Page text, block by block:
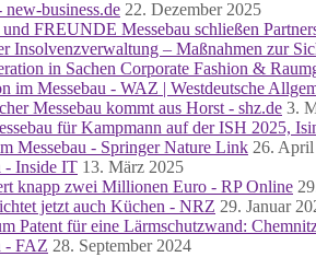
business.de 22. Dezember 2025
FREUNDE Messebau schließen
Insolvenzverwaltung – Maßnahmen zur
in Sachen Corporate Fashion &
im Messebau - WAZ | Westdeutsche
Messebau kommt aus Horst - shz.de 3.
für Kampmann auf der ISH 2025,
Messebau - Springer Nature Link 26.
- Inside IT 13. März 2025
knapp zwei Millionen Euro - RP Online
jetzt auch Küchen - NRZ 29. Januar
Patent für eine Lärmschutzwand:
- FAZ 28. September 2024